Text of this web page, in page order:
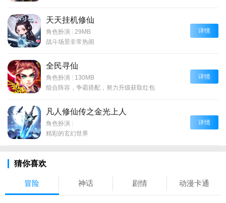
天天挂机修仙
角色扮演 | 29MB
战斗场景非常热闹
详情
全民寻仙
角色扮演 | 130MB
组合阵容，争霸搭配，努力升级获取红包
详情
凡人修仙传之金光上人
角色扮演 |
精彩的玄幻世界
详情
猜你喜欢
冒险 神话 剧情 动漫卡通